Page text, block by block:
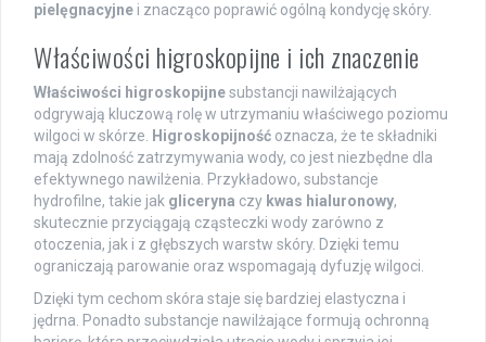
pielęgnacyjne i znacząco poprawić ogólną kondycję skóry.
Właściwości higroskopijne i ich znaczenie
Właściwości higroskopijnesubstancji nawilżających
odgrywają kluczową rolę w utrzymaniu właściwego poziomu
wilgoci w skórze. Higroskopijność oznacza, że te składniki
mają zdolność zatrzymywania wody, co jest niezbędne dla
efektywnego nawilżenia. Przykładowo, substancje
hydrofilne, takie jak gliceryna czy kwas hialuronowy,
skutecznie przyciągają cząsteczki wody zarówno z
otoczenia, jak i z głębszych warstw skóry. Dzięki temu
ograniczają parowanie oraz wspomagają dyfuzję wilgoci.
Dzięki tym cechom skóra staje się bardziej elastyczna i
jędrna. Ponadto substancje nawilżające formują ochronną